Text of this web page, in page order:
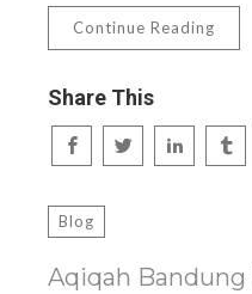
Continue Reading
Share This
Blog
Aqiqah